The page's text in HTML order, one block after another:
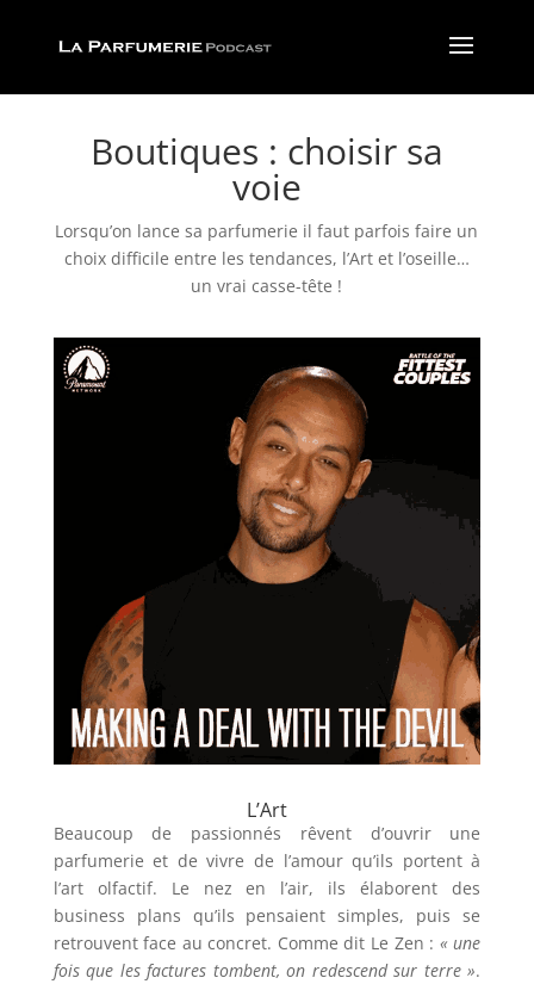
Boutiques : choisir sa
voie
Lorsqu’on lance sa parfumerie il faut parfois faire un
choix difficile entre les tendances, l’Art et l’oseille…
un vrai casse-tête !
L’Art
Beaucoup de passionnés rêvent d’ouvrir une
parfumerie et de vivre de l’amour qu’ils portent à
l’art olfactif. Le nez en l’air, ils élaborent des
business plans qu’ils pensaient simples, puis se
retrouvent face au concret. Comme dit Le Zen : « une
fois que les factures tombent, on redescend sur terre ».